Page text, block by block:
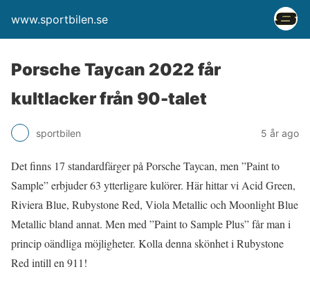
www.sportbilen.se
Porsche Taycan 2022 får
kultlacker från 90-talet
sportbilen 5 år ago
Det finns 17 standardfärger på Porsche Taycan, men ”Paint to
Sample” erbjuder 63 ytterligare kulörer. Här hittar vi Acid Green,
Riviera Blue, Rubystone Red, Viola Metallic och Moonlight Blue
Metallic bland annat. Men med ”Paint to Sample Plus” får man i
princip oändliga möjligheter. Kolla denna skönhet i Rubystone
Red intill en 911!